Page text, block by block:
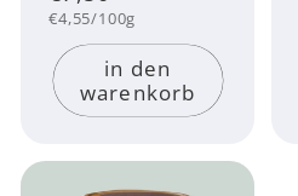
Preis
Grundpreis
€4,55/100g
in den
warenkorb